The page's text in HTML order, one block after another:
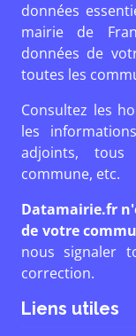
données
mairie de
données de
toutes les
Consultez les
les
adjoints,
commune, etc.
Datamairie.fr
de votre
nous signaler
correction.
Liens utiles